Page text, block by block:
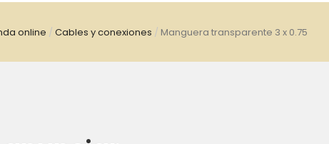
online / Cables y conexiones / Manguera transparente 3 x 0.75